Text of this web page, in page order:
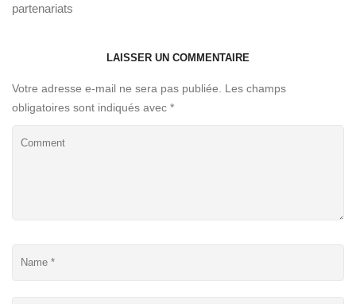
partenariats
LAISSER UN COMMENTAIRE
Votre adresse e-mail ne sera pas publiée.
Les champs
obligatoires sont indiqués avec *